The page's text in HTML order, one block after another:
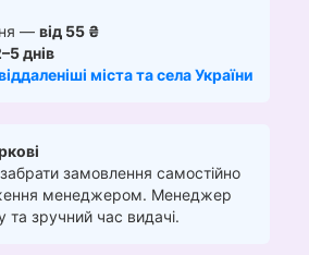
— від 55 ₴
днів
міста та села України
замовлення самостійно
менеджером. Менеджер
та зручний час видачі.